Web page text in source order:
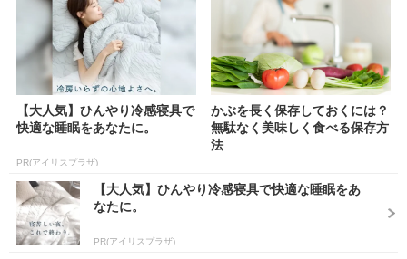
【大人気】ひんやり冷感寝具で
快適な睡眠をあなたに。
PR(アイリスプラザ)
かぶを長く保存しておくには？
無駄なく美味しく食べる保存方
法
【大人気】ひんやり冷感寝具で快適な睡眠をあ
なたに。
PR(アイリスプラザ)